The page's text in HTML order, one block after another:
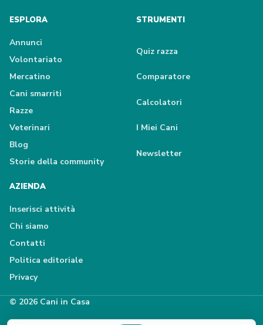
ESPLORA
Annunci
Volontariato
Mercatino
Cani smarriti
Razze
Veterinari
Blog
Storie della community
STRUMENTI
Quiz razza
Comparatore
Calcolatori
I Miei Cani
Newsletter
AZIENDA
Inserisci attività
Chi siamo
Contatti
Politica editoriale
Privacy
© 2026 Cani in Casa